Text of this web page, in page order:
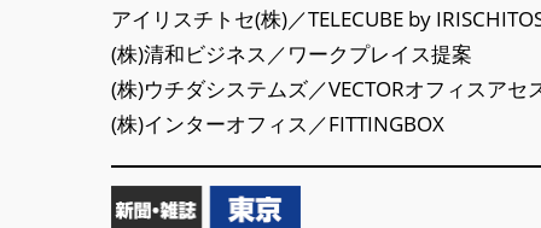
アイリスチトセ(株)／TELECUBE by
(株)清和ビジネス／ワークプレイス提案
(株)ウチダシステムズ／VECTORオフィスアセ
(株)インターオフィス／FITTINGBOX